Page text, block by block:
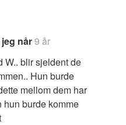
når9 år
W.. blir sjeldent de
Hun burde
mellom dem har
hun burde komme